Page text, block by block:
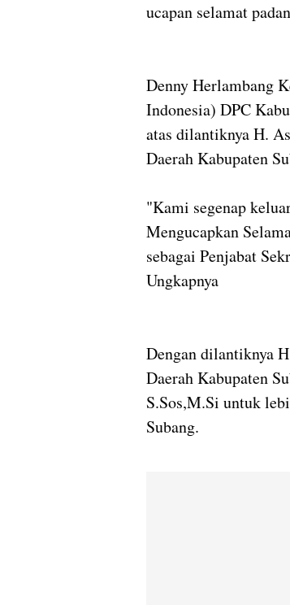
ucapan selamat
Denny Herlambang
Indonesia) DPC
atas dilantiknya H.
Daerah Kabupaten
"Kami segenap
Mengucapkan
sebagai Penjabat
Ungkapnya
Dengan dilantiknya
Daerah Kabupaten
S.Sos,M.Si untuk
Subang.